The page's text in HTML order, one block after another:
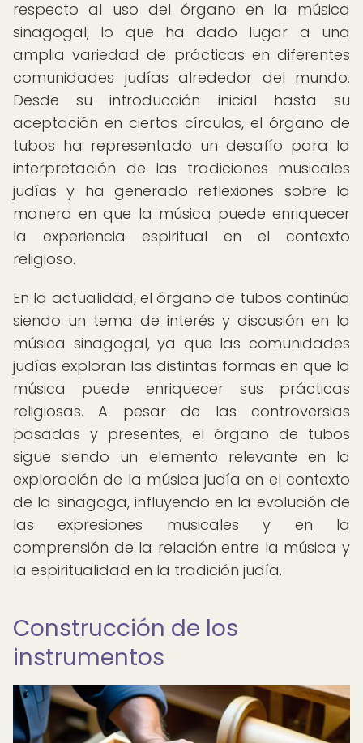
respecto al uso del órgano en la música
sinagogal, lo que ha dado lugar a una
amplia variedad de prácticas en diferentes
comunidades judías alrededor del mundo.
Desde su introducción inicial hasta su
aceptación en ciertos círculos, el órgano de
tubos ha representado un desafío para la
interpretación de las tradiciones musicales
judías y ha generado reflexiones sobre la
manera en que la música puede enriquecer
la experiencia espiritual en el contexto
religioso.
En la actualidad, el órgano de tubos continúa
siendo un tema de interés y discusión en la
música sinagogal, ya que las comunidades
judías exploran las distintas formas en que la
música puede enriquecer sus prácticas
religiosas. A pesar de las controversias
pasadas y presentes, el órgano de tubos
sigue siendo un elemento relevante en la
exploración de la música judía en el contexto
de la sinagoga, influyendo en la evolución de
las expresiones musicales y en la
comprensión de la relación entre la música y
la espiritualidad en la tradición judía.
Construcción de los
instrumentos